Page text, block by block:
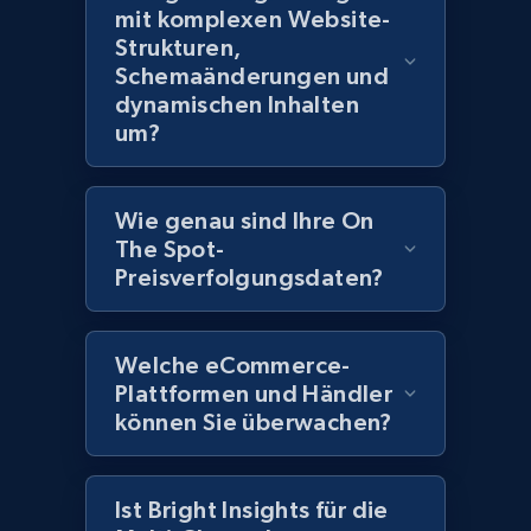
Title, Seller name, Brand, Description, Initial
price, Currency, Availability, Reviews count, and
2.1K+
Amazon products global dataset - Collect
Amazon products by seller URL
Title, Seller name, Brand, Description, Initial
price, Currency, Availability, Reviews count, and
2.1K+ 375+ Jetzt anfangen
mit komplexen Website-
Strukturen,
Schemaänderungen und
dynamischen Inhalten
um?
Wie genau sind Ihre On
The Spot-
Preisverfolgungsdaten?
Welche eCommerce-
Plattformen und Händler
können Sie überwachen?
Ist Bright Insights für die